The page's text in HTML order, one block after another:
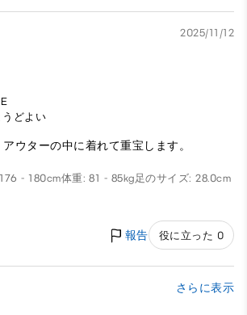
2025/11/12
どよい
ウターの中に着れて重宝します。
- 180cm体重: 81 - 85kg足のサイズ: 28.0cm
報告 役に立った 0
さらに表示